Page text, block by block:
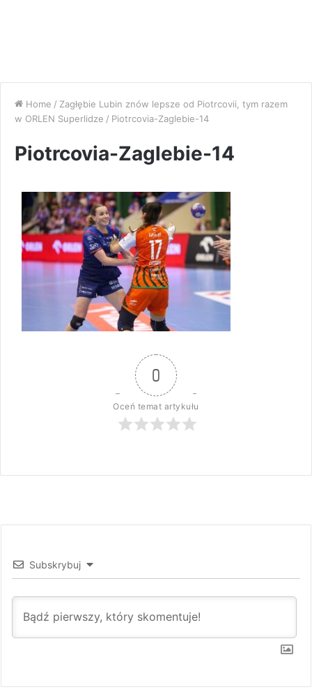
Home / Zagłębie Lubin znów lepsze od Piotrcovii, tym razem
w ORLEN Superlidze / Piotrcovia-Zaglebie-14
Piotrcovia-Zaglebie-14
0
Oceń temat artykułu
Subskrybuj